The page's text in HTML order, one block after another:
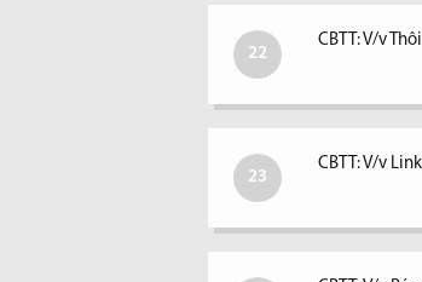
22
CBTT: V/v
23
CBTT: V/v